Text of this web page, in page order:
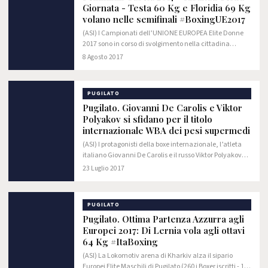
Giornata - Testa 60 Kg e Floridia 69 Kg
volano nelle semifinali #BoxingUE2017
(ASI) I Campionati dell’UNIONE EUROPEA Elite Donne
2017 sono in corso di svolgimento nella cittadina
umbra di Cascia, scelta che la FPI ha fortemente voluto
8 Agosto 2017
PUGILATO
Pugilato. Giovanni De Carolis e Viktor
Polyakov si sfidano per il titolo
internazionale WBA dei pesi supermedi
(ASI) I protagonisti della boxe internazionale, l’atleta
italiano Giovanni De Carolis e il russo Viktor Polyakov
danno appuntamento a Euroma2, domenica 23 luglio,
23 Luglio 2017
PUGILATO
Pugilato. Ottima Partenza Azzurra agli
Europei 2017: Di Lernia vola agli ottavi
64 Kg #ItaBoxing
(ASI) La Lokomotiv arena di Kharkiv alza il sipario